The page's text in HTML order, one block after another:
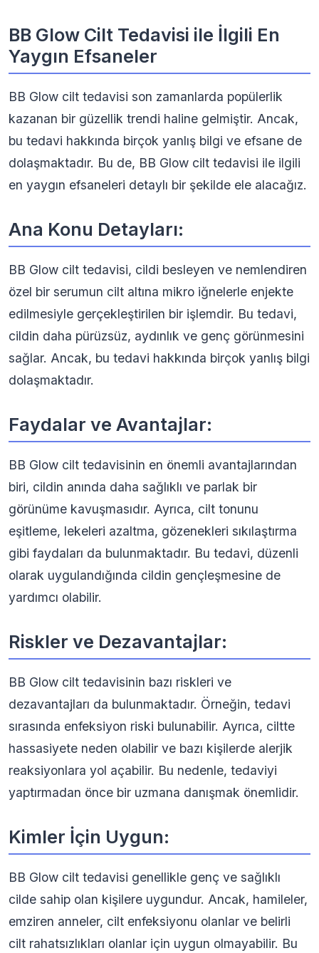
BB Glow Cilt Tedavisi ile İlgili En
Yaygın Efsaneler
BB Glow cilt tedavisi son zamanlarda popülerlik
kazanan bir güzellik trendi haline gelmiştir. Ancak,
bu tedavi hakkında birçok yanlış bilgi ve efsane de
dolaşmaktadır. Bu de, BB Glow cilt tedavisi ile ilgili
en yaygın efsaneleri detaylı bir şekilde ele alacağız.
Ana Konu Detayları:
BB Glow cilt tedavisi, cildi besleyen ve nemlendiren
özel bir serumun cilt altına mikro iğnelerle enjekte
edilmesiyle gerçekleştirilen bir işlemdir. Bu tedavi,
cildin daha pürüzsüz, aydınlık ve genç görünmesini
sağlar. Ancak, bu tedavi hakkında birçok yanlış bilgi
dolaşmaktadır.
Faydalar ve Avantajlar:
BB Glow cilt tedavisinin en önemli avantajlarından
biri, cildin anında daha sağlıklı ve parlak bir
görünüme kavuşmasıdır. Ayrıca, cilt tonunu
eşitleme, lekeleri azaltma, gözenekleri sıkılaştırma
gibi faydaları da bulunmaktadır. Bu tedavi, düzenli
olarak uygulandığında cildin gençleşmesine de
yardımcı olabilir.
Riskler ve Dezavantajlar:
BB Glow cilt tedavisinin bazı riskleri ve
dezavantajları da bulunmaktadır. Örneğin, tedavi
sırasında enfeksiyon riski bulunabilir. Ayrıca, ciltte
hassasiyete neden olabilir ve bazı kişilerde alerjik
reaksiyonlara yol açabilir. Bu nedenle, tedaviyi
yaptırmadan önce bir uzmana danışmak önemlidir.
Kimler İçin Uygun:
BB Glow cilt tedavisi genellikle genç ve sağlıklı
cilde sahip olan kişilere uygundur. Ancak, hamileler,
emziren anneler, cilt enfeksiyonu olanlar ve belirli
cilt rahatsızlıkları olanlar için uygun olmayabilir. Bu